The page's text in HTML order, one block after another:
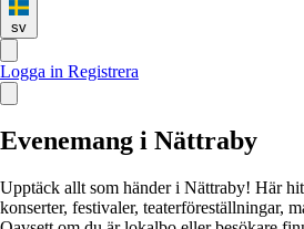
sv
Logga in Registrera
Evenemang i Nättraby
Upptäck allt som händer i Nättraby! Här
konserter, festivaler, teaterföreställningar,